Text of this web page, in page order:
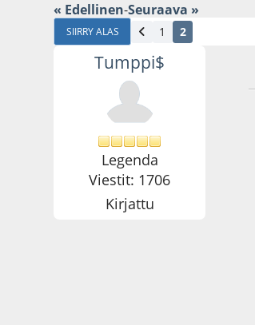
« Edellinen-Seuraava »
SIIRRY ALAS 1 2
Tumppi$
Legenda
Viestit: 1706
Kirjattu